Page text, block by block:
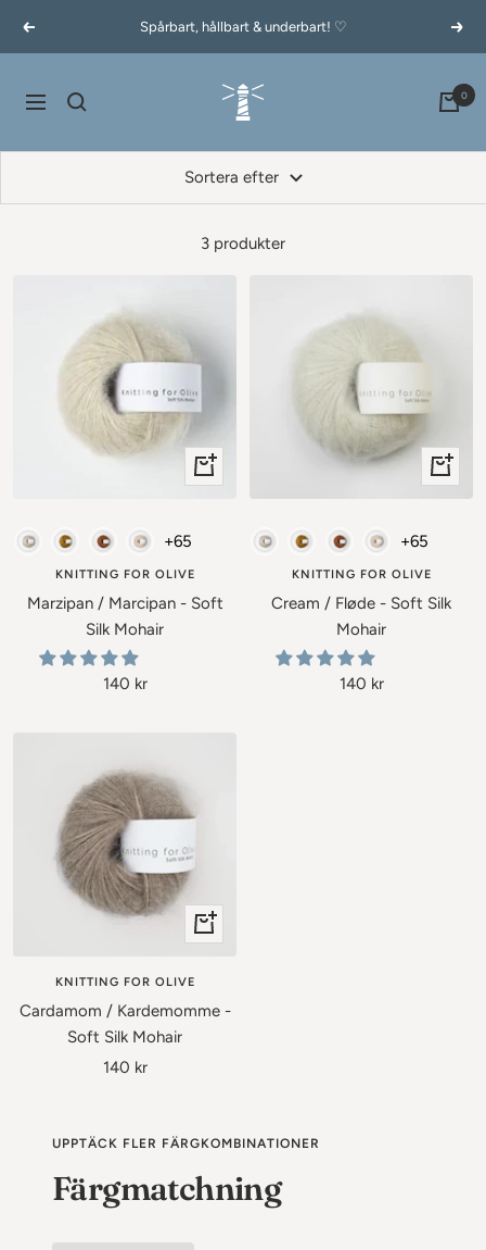
Föregående Spårbart, hållbart & underbart! ♡
Navigering
60garnernord.se 0
Sortera efter
3 produkter
+
i
varukorgen
Soft Silk Mohair - Knitting for Olive
+65
KNITTING FOR OLIVE
Marzipan / Marcipan - Soft
Silk Mohair
Rea-
140 kr
+
i
Soft Silk Mohair - Knitting for
+65
KNITTING FOR OLIVE
Cream / Fløde - Soft Silk
Mohair
Rea-
140 kr
+
till
i
KNITTING FOR OLIVE
Cardamom / Kardemomme -
Soft Silk Mohair
Rea-
140 kr
UPPTÄCK FLER FÄRGKOMBINATIONER
Färgmatchning